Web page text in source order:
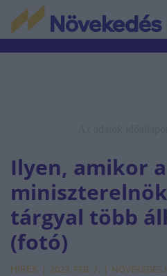
Ilyen, amikor a
tárgyal több
(fotó)
HÍREK 2023. FEB. 7.